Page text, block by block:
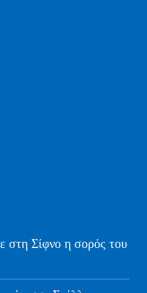
στη Σίφνο η σορός του